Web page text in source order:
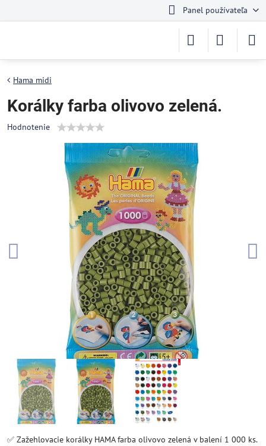
Panel používateľa
Hama midi
Korálky farba olivovo zelená.
Hodnotenie
✅ Zažehlovacie korálky HAMA farba olivovo zelená v balení 1 000 ks.